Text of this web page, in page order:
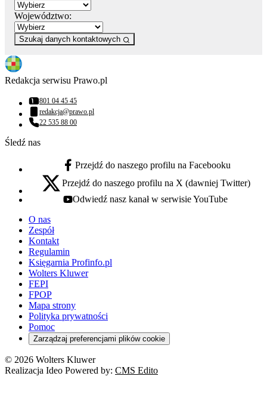
Województwo:
Szukaj danych kontaktowych
Redakcja serwisu Prawo.pl
Numer telefonu:
801 04 45 45
Adres email:
redakcja@prawo.pl
Numer telefonu:
22 535 88 00
Śledź nas
facebook - otwiera się w nowej karcie
Przejdź do naszego profilu na Facebooku
x - otwiera się w nowej karcie
Przejdź do naszego profilu na X (dawniej Twitter)
youtube - otwiera się w nowej karcie
Odwiedź nasz kanał w serwisie YouTube
O nas
Zespół
Kontakt
Regulamin
Księgarnia Profinfo.pl
Wolters Kluwer
FEPI
FPOP
Mapa strony
Polityka prywatności
Pomoc
Zarządzaj preferencjami plików cookie
© 2026 Wolters Kluwer
Realizacja Ideo Powered by: CMS Edito